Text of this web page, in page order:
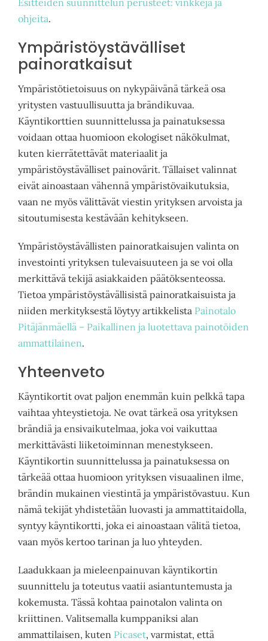
ohjeita.
Ympäristöystävälliset
painoratkaisut
Ympäristötietoisuus on nykypäivänä tärkeä osa
yritysten vastuullisuutta ja brändikuvaa.
Käyntikorttien suunnittelussa ja painatuksessa
voidaan ottaa huomioon ekologiset näkökulmat,
kuten kierrätettävät materiaalit ja
ympäristöystävälliset painovärit. Tällaiset valinnat
eivät ainoastaan vähennä ympäristövaikutuksia,
vaan ne myös välittävät viestin yrityksen arvoista ja
sitoutumisesta kestävään kehitykseen.
Ympäristöystävällisten painoratkaisujen valinta on
investointi yrityksen tulevaisuuteen ja se voi olla
merkittävä tekijä asiakkaiden päätöksenteossa.
Tietoa ympäristöystävällisistä painoratkaisuista ja
niiden merkityksestä löytyy artikkelista Painotalo
Pitäjänmäellä – Paikallinen ja luotettava painotöiden
ammattilainen.
Yhteenveto
Käyntikortit ovat paljon enemmän kuin pelkkä tapa
vaihtaa yhteystietoja. Ne ovat tärkeä osa yrityksen
brändiä ja ensivaikutelmaa, joka voi vaikuttaa
merkittävästi liiketoiminnan menestykseen.
Käyntikortin suunnittelussa ja painatuksessa on
tärkeää ottaa huomioon yrityksen visuaalinen ilme,
brändin mukainen viestintä ja ympäristövastuu. Kun
nämä tekijät yhdistetään luovasti ja ammattitaidolla,
syntyy käyntikortti, joka ei ainoastaan välitä tietoa,
vaan myös kertoo tarinan ja luo yhteyden.
Laadukkaan ja mieleenpainuvan käyntikortin
suunnittelu ja toteutus vaatii asiantuntemusta ja
kokemusta. Tässä kohtaa painotalon valinta on
kriittinen. Valitsemalla kumppaniksi alan
ammattilaisen, kuten Picaset, varmistat, että